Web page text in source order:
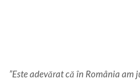
”Este adevărat că în România am